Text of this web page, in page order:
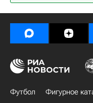
Футбол Фигурное